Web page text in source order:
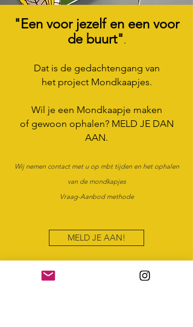
"Een voor jezelf en een voor
de buurt".
Dat is de gedachtengang van
het projectMondkaapjes.
Wil je een Mondkaapje maken
of gewoon ophalen? MELD JE DAN
AAN.
Wij nemen contact met u op mbt tijden en het ophalen
van de mondkapjes
Vraag-Aanbod methode
MELD JE AAN!
Schema voor de week van 6 tm 10 juli: